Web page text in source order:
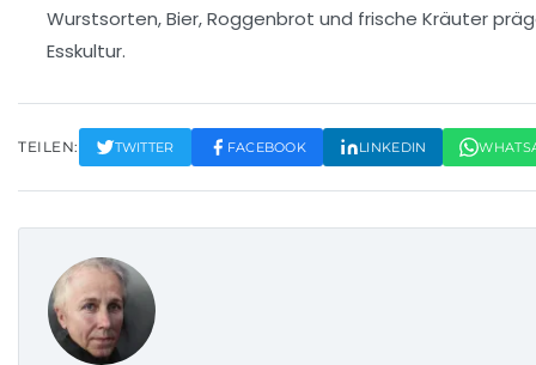
Wurstsorten, Bier, Roggenbrot und frische Kräuter
Esskultur.
TEILEN: TWITTER FACEBOOK LINKEDIN